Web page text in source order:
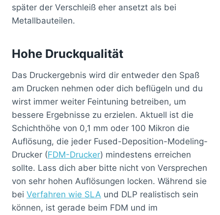
später der Verschleiß eher ansetzt als bei
Metallbauteilen.
Hohe Druckqualität
Das Druckergebnis wird dir entweder den Spaß
am Drucken nehmen oder dich beflügeln und du
wirst immer weiter Feintuning betreiben, um
bessere Ergebnisse zu erzielen. Aktuell ist die
Schichthöhe von 0,1 mm oder 100 Mikron die
Auflösung, die jeder Fused-Deposition-Modeling-
Drucker (FDM-Drucker) mindestens erreichen
sollte. Lass dich aber bitte nicht von Versprechen
von sehr hohen Auflösungen locken. Während sie
bei Verfahren wie SLA und DLP realistisch sein
können, ist gerade beim FDM und im